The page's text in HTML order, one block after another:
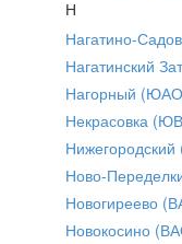
Н
Нагатино-
Нагатинский
Нагорный
Некрасовка
Ново-
Новогиреево
Новокосино